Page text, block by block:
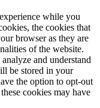
while you
the cookies that
browser as they are
of the website.
and understand
be stored in your
the option to opt-out
cookies may have